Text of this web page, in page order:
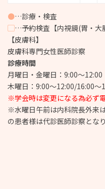
●…診療・検査
▢…予約検査【内視鏡(胃・大
【皮膚科】
皮膚科専門女性医師診察
診療時間
月曜日・金曜日：9:00～12:00
木曜日：9:00～12:00/16:00～
※学会時は変更になる為必ず
※水曜日午前は内科院長外来
の患者様は代診医師診察となり